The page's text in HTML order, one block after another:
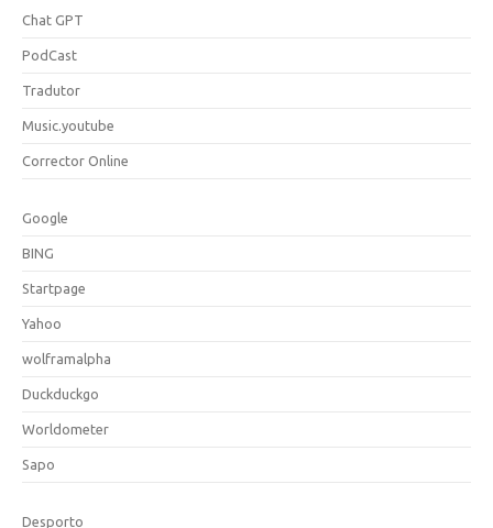
Chat GPT
PodCast
Tradutor
Music.youtube
Corrector Online
Google
BING
Startpage
Yahoo
wolframalpha
Duckduckgo
Worldometer
Sapo
Desporto